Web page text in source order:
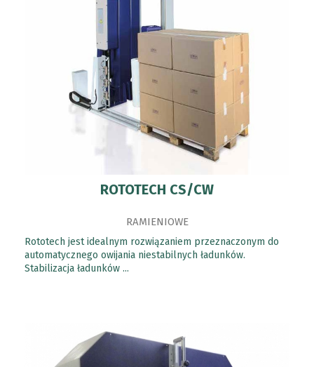
ROTOTECH CS/CW
RAMIENIOWE
Rototech jest idealnym rozwiązaniem przeznaczonym do
automatycznego owijania niestabilnych ładunków.
Stabilizacja ładunków ...